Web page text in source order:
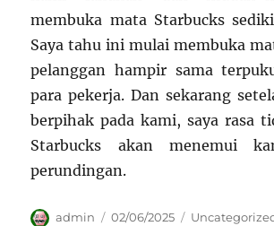
membuka mata Starbucks
Saya tahu ini mulai membuka
pelanggan hampir sama
para pekerja. Dan sekarang
berpihak pada kami, saya rasa
Starbucks akan menemui
perundingan.
Author
admin
Posted
02/06/2025 Categories